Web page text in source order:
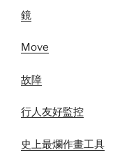
鏡
Move
故障
行人友好監控
史上最爛作畫工具